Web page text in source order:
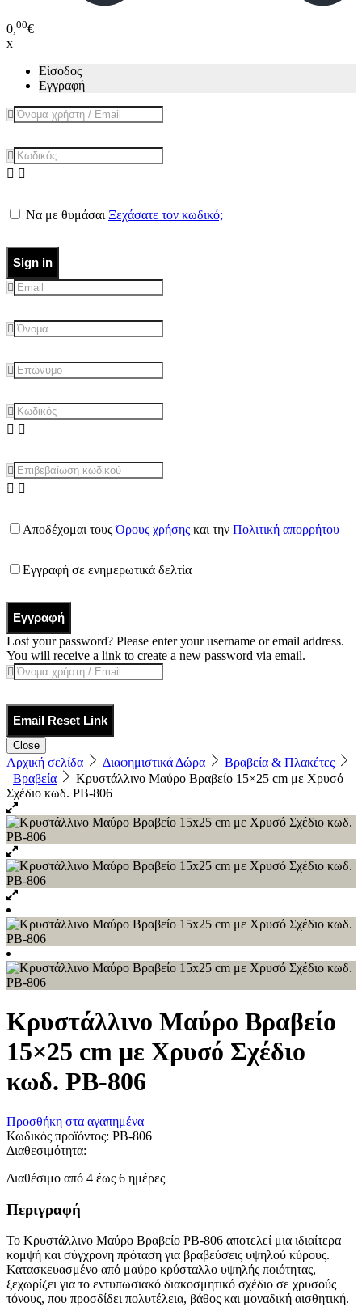
0,00€
x
Είσοδος
Εγγραφή
Να με θυμάσαι Ξεχάσατε τον κωδικό;
Sign in
Αποδέχομαι τουςΌρους χρήσης και την Πολιτική απορρήτου
Εγγραφή σε ενημερωτικά δελτία
Εγγραφή
Lost your password? Please enter your username or email address.
You will receive a link to create a new password via email.
Email Reset Link
Close
Αρχική σελίδα Διαφημιστικά Δώρα
Βραβεία & Πλακέτες
Βραβεία
Κρυστάλλινo Μαύρο Βραβείο 15×25 cm με Χρυσό
Σχέδιο κωδ. PB-806
Κρυστάλλινo Μαύρο Βραβείο
15×25 cm με Χρυσό Σχέδιο
κωδ. PB-806
Προσθήκη στα αγαπημένα
Κωδικός προϊόντος: PB-806
Διαθεσιμότητα:
Διαθέσιμο από 4 έως 6 ημέρες
Περιγραφή
Το Κρυστάλλινο Μαύρο Βραβείο PB-806 αποτελεί μια ιδιαίτερα
κομψή και σύγχρονη πρόταση για βραβεύσεις υψηλού κύρους.
Κατασκευασμένο από μαύρο κρύσταλλο υψηλής ποιότητας,
ξεχωρίζει για το εντυπωσιακό διακοσμητικό σχέδιο σε χρυσούς
τόνους, που προσδίδει πολυτέλεια, βάθος και μοναδική αισθητική.